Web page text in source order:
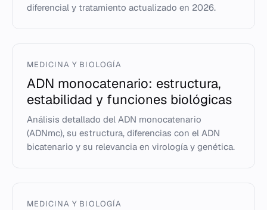
diferencial y tratamiento actualizado en 2026.
MEDICINA Y BIOLOGÍA
ADN monocatenario: estructura,
estabilidad y funciones biológicas
Análisis detallado del ADN monocatenario
(ADNmc), su estructura, diferencias con el ADN
bicatenario y su relevancia en virología y genética.
MEDICINA Y BIOLOGÍA